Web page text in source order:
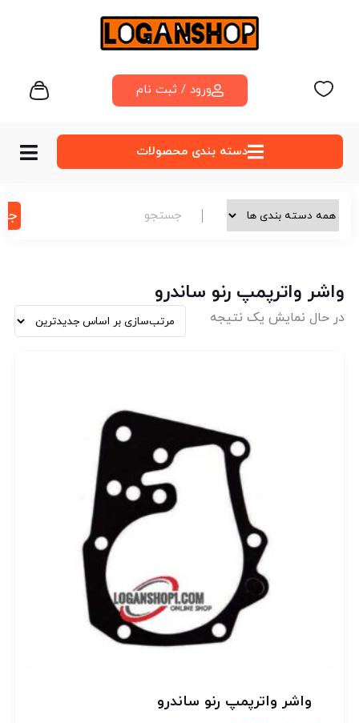
ورود / ثبت نام
دسته‌ بندی محصولات
واشر واترپمپ رنو ساندرو
در حال نمایش یک نتیجه
واشر واترپمپ رنو ساندرو